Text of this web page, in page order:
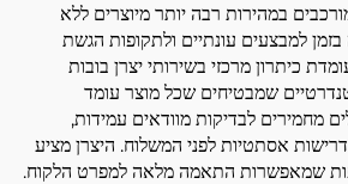
במהירות רבה יותר מיוצרים ללא
בזמן למבצעים עונתיים ולתקופות הגשת
כיתרון מרכזי בשירותי יצרן בובות
שמבטיחים שכל מוצר עומד
מחמירים לבדיקות מוודאים עמידות,
אסתטיות לפני המשלוח. היצרן מציע
שמאפשרות התאמה מלאה למפרט הלקוח.